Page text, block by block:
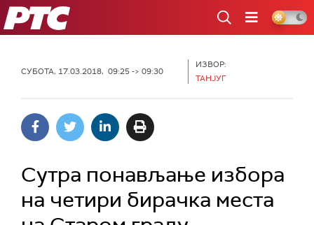
РТС
СУБОТА, 17.03.2018, 09:25 -> 09:30
ИЗВОР:
TAНЈУГ
Сутра понављање избора
на четири бирачка места